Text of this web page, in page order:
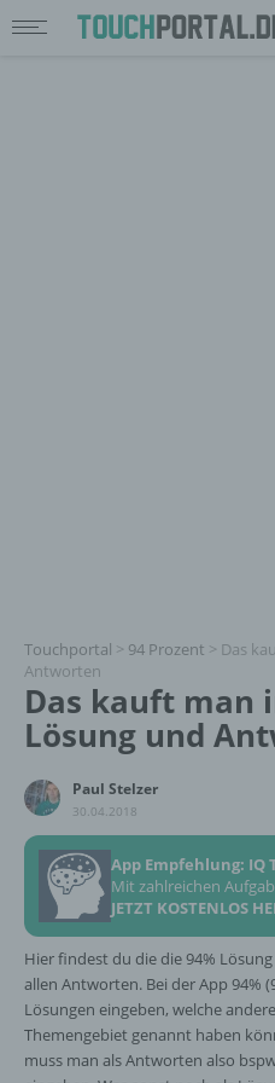
Touchportal > 94 Prozent > Das
Antworten
Das kauft man
Lösung und
Paul Stelzer
30.04.2018
App Empfehlung: IQ
Mit zahlreichen
JETZT KOSTENLOS
Hier findest du die die 94%
allen Antworten. Bei der App 94%
Lösungen eingeben, welche
Themengebiet genannt haben
muss man als Antworten also